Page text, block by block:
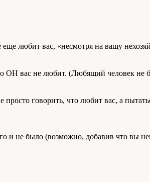
любит вас, «несмотря на вашу
ОН вас не любит. (Любящий человек не
просто говорить, что любит вас, а
и не было (возможно, добавив что вы